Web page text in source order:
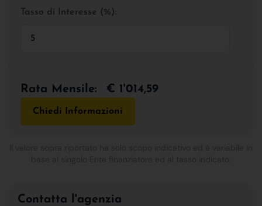
Tasso di Interesse (%):
Rata Mensile: € 1'014,59
Chiedi Informazioni
Contatta l'agenzia